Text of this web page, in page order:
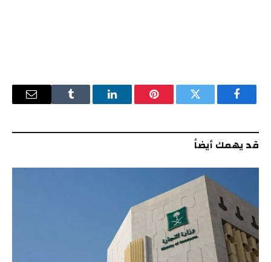
فيسبوك تويتر بينتيريستلينكدإن Tumblr
البريد
قد يهمك أيضاً